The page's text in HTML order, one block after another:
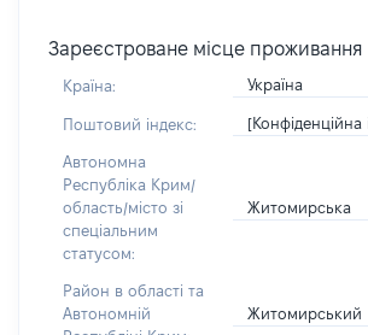
Зареєстроване місце проживання
Країна: Україна
Поштовий індекс: [Конфіденційна
Автономна
Республіка Крим/
область/місто зі
спеціальним
статусом:
Житомирська
Район в області та
Автономній
Житомирський